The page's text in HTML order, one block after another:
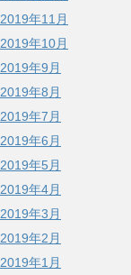
2019年11月
2019年10月
2019年9月
2019年8月
2019年7月
2019年6月
2019年5月
2019年4月
2019年3月
2019年2月
2019年1月